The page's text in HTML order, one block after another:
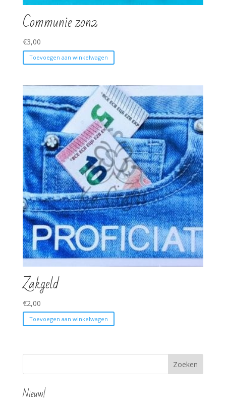
Communie zon2
€3,00
Toevoegen aan winkelwagen
Zakgeld
€2,00
Toevoegen aan winkelwagen
Nieuw!